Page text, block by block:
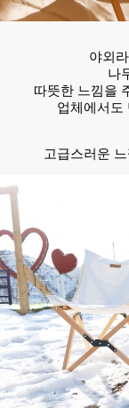
야외
나
따뜻한 느낌을
업체에서도
고급스러운